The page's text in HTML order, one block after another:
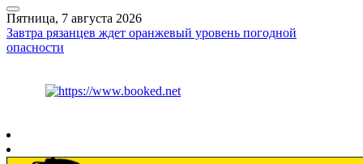
Пятница, 7 августа 2026
Завтра рязанцев ждет оранжевый уровень погодной
опасности